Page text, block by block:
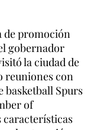
de promoción
gobernador
la ciudad de
reuniones con
basketball Spurs
of
características